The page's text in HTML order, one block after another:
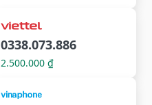
0338.073.886
2.500.000 ₫